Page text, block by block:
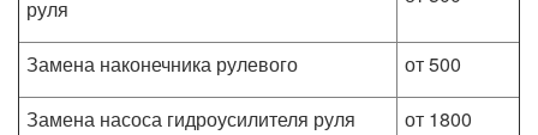
руля
Замена наконечника рулевого
от 500
Замена насоса гидроусилителя руля
от 1800